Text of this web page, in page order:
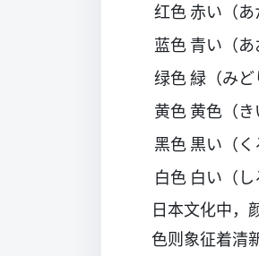
红色 赤い（あ
蓝色 青い（あ
绿色緑（みど
黄色 黄色（き
黑色 黒い（く
白色 白い（し
日本文化中，
色则象征着清